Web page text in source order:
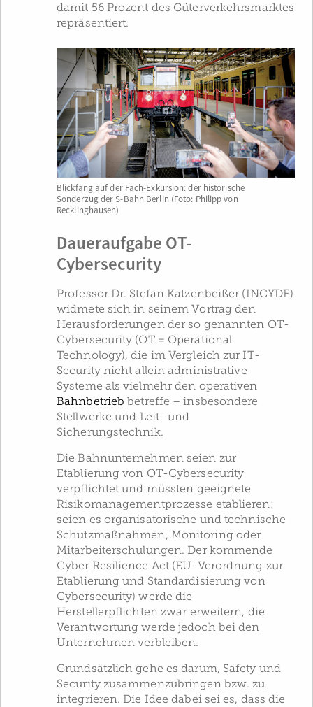
damit 56 Prozent des Güterverkehrsmarktes
repräsentiert.
Blickfang auf der Fach-Exkursion: der historische
Sonderzug der S-Bahn Berlin (Foto: Philipp von
Recklinghausen)
Daueraufgabe OT-
Cybersecurity
Professor Dr. Stefan Katzenbeißer (INCYDE)
widmete sich in seinem Vortrag den
Herausforderungen der so genannten OT-
Cybersecurity (OT = Operational
Technology), die im Vergleich zur IT-
Security nicht allein administrative
Systeme als vielmehr den operativen
Bahnbetrieb betreffe – insbesondere
Stellwerke und Leit- und
Sicherungstechnik.
Die Bahnunternehmen seien zur
Etablierung von OT-Cybersecurity
verpflichtet und müssten geeignete
Risikomanagementprozesse etablieren:
seien es organisatorische und technische
Schutzmaßnahmen, Monitoring oder
Mitarbeiterschulungen. Der kommende
Cyber Resilience Act (EU-Verordnung zur
Etablierung und Standardisierung von
Cybersecurity) werde die
Herstellerpflichten zwar erweitern, die
Verantwortung werde jedoch bei den
Unternehmen verbleiben.
Grundsätzlich gehe es darum, Safety und
Security zusammenzubringen bzw. zu
integrieren. Die Idee dabei sei es, dass die